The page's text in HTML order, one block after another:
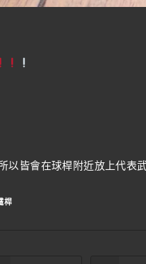
以皆會在球桿附近放上代表
桿